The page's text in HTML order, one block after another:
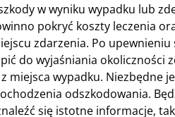
w wyniku wypadku lub
pokryć koszty leczenia
zdarzenia. Po
do wyjaśniania okoliczności
miejsca wypadku. Niezbędne
odszkodowania.
się istotne informacje,